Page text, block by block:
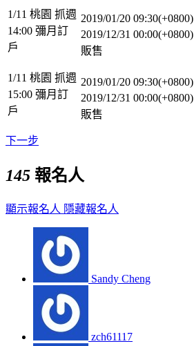
1/11 桃園 抓週
14:00 彌月訂
戶
2019/01/20 09:30(+0800)
2019/12/31 00:00(+0800)
販售
1/11 桃園 抓週
15:00 彌月訂
戶
2019/01/20 09:30(+0800)
2019/12/31 00:00(+0800)
販售
下一步
145 報名人
顯示報名人 隱藏報名人
Sandy Cheng
zch61117